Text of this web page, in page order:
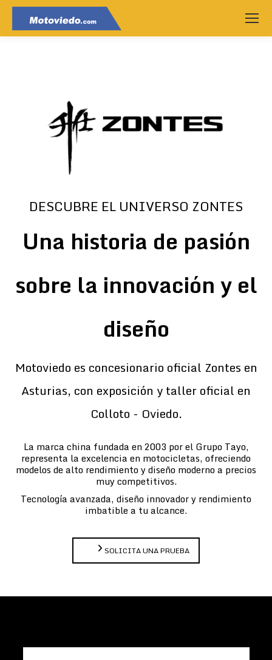
DESCUBRE EL UNIVERSO ZONTES
Una historia de pasión
sobre la innovación y el
diseño
Motoviedo es concesionario oficial Zontes en
Asturias, con exposición y taller oficial en
Colloto - Oviedo.
La marca china fundada en 2003 por el Grupo Tayo,
representa la excelencia en motocicletas, ofreciendo
modelos de alto rendimiento y diseño moderno a precios
muy competitivos.
Tecnología avanzada, diseño innovador y rendimiento
imbatible a tu alcance.
SOLICITA UNA PRUEBA